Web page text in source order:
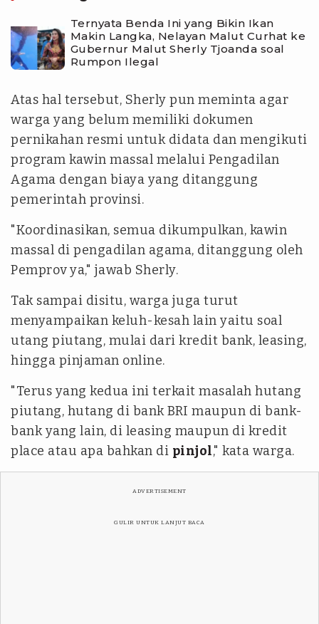
Ternyata Benda Ini yang Bikin Ikan
Makin Langka, Nelayan Malut Curhat ke
Gubernur Malut Sherly Tjoanda soal
Rumpon Ilegal
Atas hal tersebut, Sherly pun meminta agar
warga yang belum memiliki dokumen
pernikahan resmi untuk didata dan mengikuti
program kawin massal melalui Pengadilan
Agama dengan biaya yang ditanggung
pemerintah provinsi.
"Koordinasikan, semua dikumpulkan, kawin
massal di pengadilan agama, ditanggung oleh
Pemprov ya," jawab Sherly.
Tak sampai disitu, warga juga turut
menyampaikan keluh-kesah lain yaitu soal
utang piutang, mulai dari kredit bank, leasing,
hingga pinjaman online.
"Terus yang kedua ini terkait masalah hutang
piutang, hutang di bank BRI maupun di bank-
bank yang lain, di leasing maupun di kredit
place atau apa bahkan di pinjol," kata warga.
ADVERTISEMENT
GULIR UNTUK LANJUT BACA